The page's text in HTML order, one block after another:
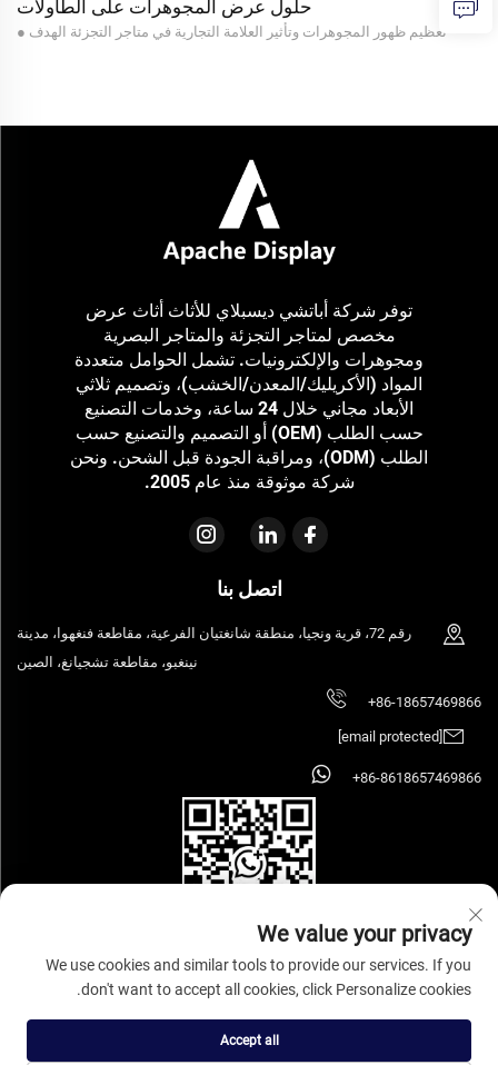
حلول عرض المجوهرات على الطاولات
تعظيم ظهور المجوهرات وتأثير العلامة التجارية في متاجر التجزئة الهدف ●
توفر شركة أباتشي ديسبلاي للأثاث أثاث عرض
مخصص لمتاجر التجزئة والمتاجر البصرية
ومجوهرات والإلكترونيات. تشمل الحوامل متعددة
المواد (الأكريليك/المعدن/الخشب)، وتصميم ثلاثي
الأبعاد مجاني خلال 24 ساعة، وخدمات التصنيع
حسب الطلب (OEM) أو التصميم والتصنيع حسب
الطلب (ODM)، ومراقبة الجودة قبل الشحن. ونحن
شركة موثوقة منذ عام 2005.
اتصل بنا
رقم 72، قرية ونجيا، منطقة شانغتيان الفرعية، مقاطعة فنغهوا، مدينة
نينغبو، مقاطعة تشجيانغ، الصين
+86-18657469866
+86-8618657469866
حقوق الطبع والنشر © 2026 شركة نينغبو سيهووز للصناعة والتجارة الأثاث المحدودة.
جميع الحقوق محفوظة.سياسة الخصوصية
We value your privacy
We use cookies and similar tools to provide our services. If you
don't want to accept all cookies, click Personalize cookies.
Accept all